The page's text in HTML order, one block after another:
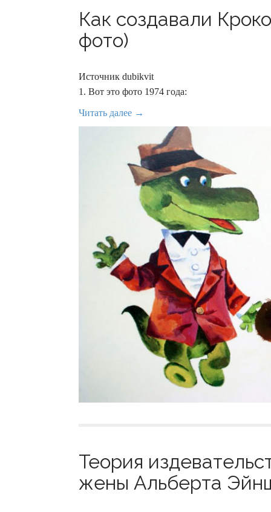
Как создавали
фото)
Источник dubikvit
1. Вот это фото 1974 года:
Читать далее →
Теория
жены Альберта